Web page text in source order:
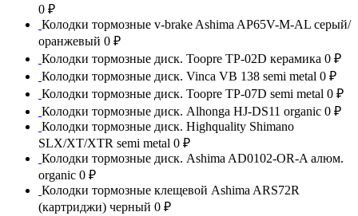
0 ₽
Колодки тормозные v-brake Ashima AP65V-M-AL серый/
оранжевый 0 ₽
Колодки тормозные диск. Toopre TP-02D керамика 0 ₽
Колодки тормозные диск. Vinca VB 138 semi metal 0 ₽
Колодки тормозные диск. Toopre TP-07D semi metal 0 ₽
Колодки тормозные диск. Alhonga HJ-DS11 organic 0 ₽
Колодки тормозные диск. Highquality Shimano
SLX/XT/XTR semi metal 0 ₽
Колодки тормозные диск. Ashima AD0102-OR-A алюм.
organic 0 ₽
Колодки тормозные клещевой Ashima ARS72R
(картриджи) черный 0 ₽